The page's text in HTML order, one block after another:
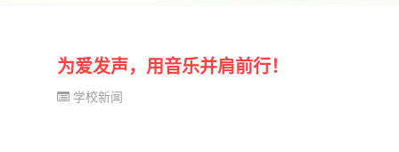
为爱发声，用音乐并肩前行！
学校新闻